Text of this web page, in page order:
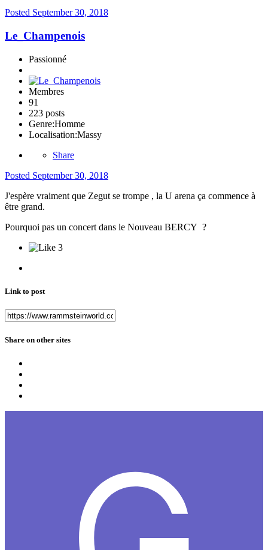
Posted September 30, 2018
Le_Champenois
Passionné
Membres
91
223 posts
Genre:Homme
Localisation:Massy
Share
Posted September 30, 2018
J'espère vraiment que Zegut se trompe , la U arena ça commence à
être grand.
Pourquoi pas un concert dans le Nouveau BERCY ?
3
Link to post
Share on other sites